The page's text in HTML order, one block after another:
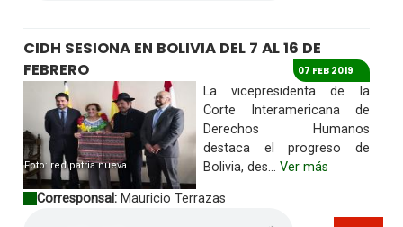
CIDH SESIONA EN BOLIVIA DEL 7 AL 16 DE
FEBRERO
07 FEB 2019
Foto: red patria nueva
La vicepresidenta de la
Corte Interamericana de
Derechos Humanos
destaca el progreso de
Bolivia, des... Ver más
Corresponsal:Mauricio Terrazas